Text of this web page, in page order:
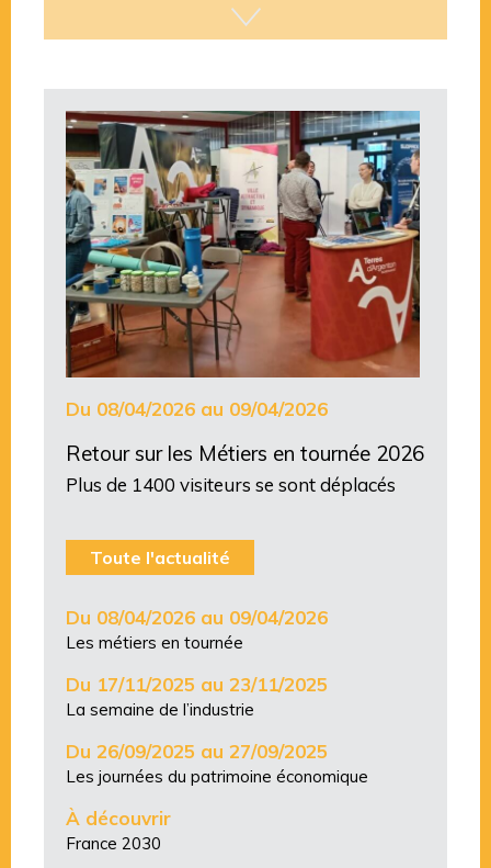
Du 08/04/2026 au 09/04/2026
Retour sur les Métiers en tournée 2026
Plus de 1400 visiteurs se sont déplacés
Toute l'actualité
Du 08/04/2026 au 09/04/2026
Les métiers en tournée
Du 17/11/2025 au 23/11/2025
La semaine de l’industrie
Du 26/09/2025 au 27/09/2025
Les journées du patrimoine économique
À découvrir
France 2030